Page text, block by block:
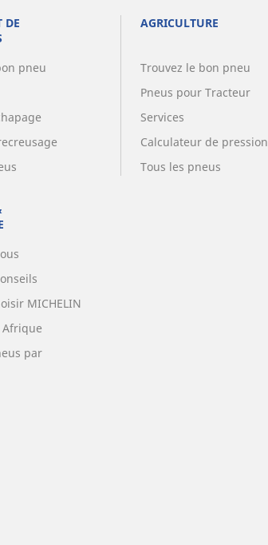
DE
pneu
AGRICULTURE
Trouvez le bon pneu
Pneus pour Tracteur
Services
Calculateur de pression
Tous les pneus
MICHELIN
par